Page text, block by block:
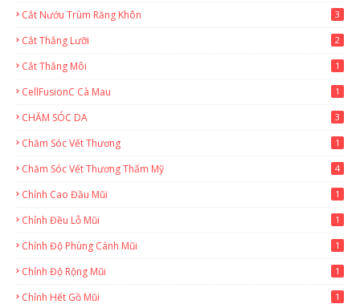
Cắt Nướu Trùm Răng Khôn 3
Cắt Thắng Lưỡi 2
Cắt Thắng Môi 1
CellFusionC Cà Mau 1
CHĂM SÓC DA 3
Chăm Sóc Vết Thương 1
Chăm Sóc Vết Thương Thẩm Mỹ 4
Chỉnh Cao Đầu Mũi 1
Chỉnh Đều Lỗ Mũi 1
Chỉnh Độ Phùng Cánh Mũi 1
Chỉnh Độ Rộng Mũi 1
Chỉnh Hết Gồ Mũi 1